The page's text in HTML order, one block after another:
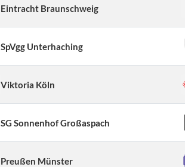
Eintracht Braunschweig
SpVgg Unterhaching
Viktoria Köln
SG Sonnenhof Großaspach
Preußen Münster